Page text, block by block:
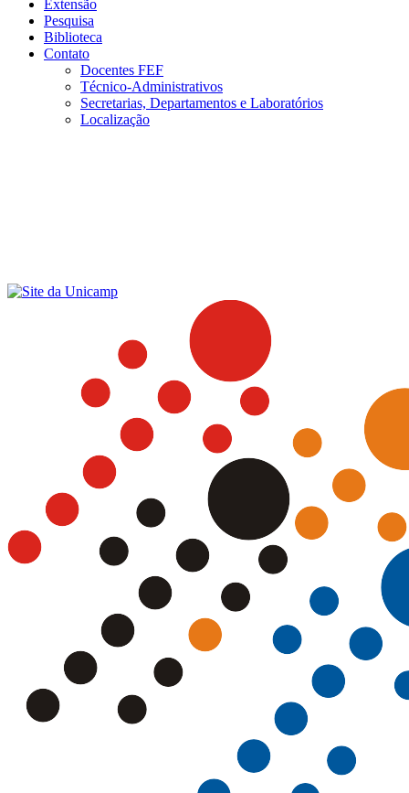
Extensão
Pesquisa
Biblioteca
Contato
Docentes FEF
Técnico-Administrativos
Secretarias, Departamentos e Laboratórios
Localização